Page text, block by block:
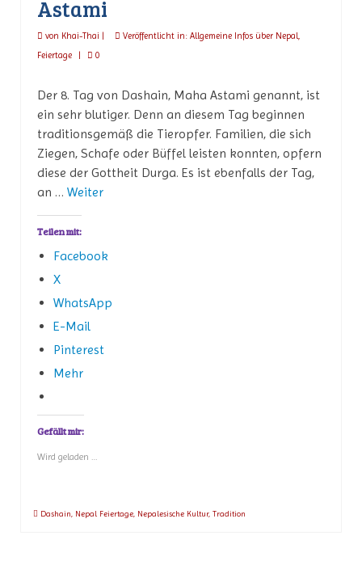
Astami
von Khai-Thai | Veröffentlicht in: Allgemeine Infos über Nepal,
Feiertage
| 0
Der 8. Tag von Dashain, Maha Astami genannt, ist
ein sehr blutiger. Denn an diesem Tag beginnen
traditionsgemäß die Tieropfer. Familien, die sich
Ziegen, Schafe oder Büffel leisten konnten, opfern
diese der Gottheit Durga. Es ist ebenfalls der Tag,
an … Weiter
Teilen mit:
Facebook
X
WhatsApp
E-Mail
Pinterest
Mehr
Gefällt mir:
Wird geladen …
Dashain Nepal Feiertage Nepalesische Kultur, Tradition